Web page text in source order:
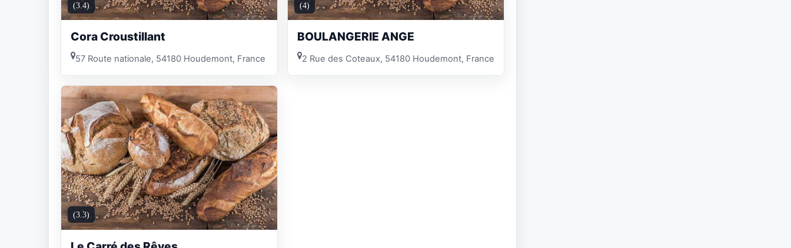
(3.4)
Cora Croustillant
57 Route nationale, 54180 Houdemont, France
(4)
BOULANGERIE ANGE
2 Rue des Coteaux, 54180 Houdemont, France
(3.3)